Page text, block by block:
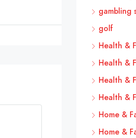
gambling
golf
Health &
Health &
Health &
Health &
Home &
Home &